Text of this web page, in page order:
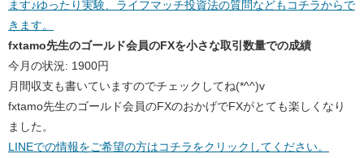
ます♪ゆったり実験、ライフマッチ投資法の質問などもコチラからで
きます。
fxtamo先生のゴールド会員のFXを小さな取引数量での成績
今月の状況: 1900円
月間収支も書いていますのでチェックしてね(*^^)v
fxtamo先生のゴールド会員のFXのおかげでFXがとても楽しくなり
ました。
LINEでの情報をご希望の方はコチラをクリックしてください。